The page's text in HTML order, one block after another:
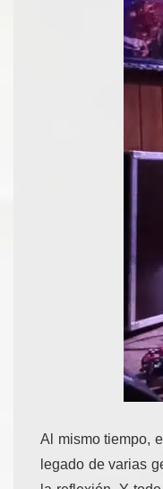
Al mismo tiempo,
legado de varias